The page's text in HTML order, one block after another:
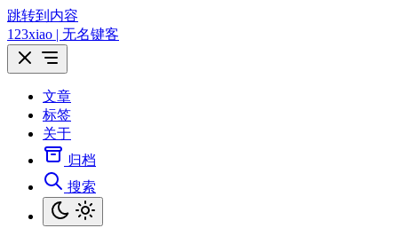
跳转到内容
123xiao | 无名键客
文章
标签
关于
归档
搜索